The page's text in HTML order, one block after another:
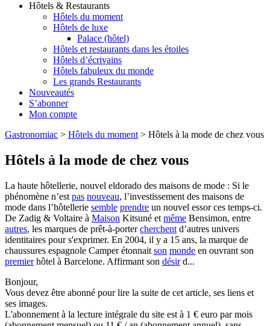
Hôtels & Restaurants
Hôtels du moment
Hôtels de luxe
Palace (hôtel)
Hôtels et restaurants dans les étoiles
Hôtels d’écrivains
Hôtels fabuleux du monde
Les grands Restaurants
Nouveautés
S’abonner
Mon compte
Gastronomiac > Hôtels du moment > Hôtels à la mode de chez vous
Hôtels à la mode de chez vous
La haute hôtellerie, nouvel eldorado des maisons de mode : Si le
phénomène n’est pas nouveau, l’investissement des maisons de
mode dans l’hôtellerie semble prendre un nouvel essor ces temps-ci.
De Zadig & Voltaire à Maison Kitsuné et même Bensimon, entre
autres, les marques de prêt-à-portercherchent d’autres univers
identitaires pour s'exprimer. En 2004, il y a 15 ans, la marque de
chaussures espagnole Camper étonnait son monde en ouvrant son
premierhôtel à Barcelone. Affirmant son désird...
Bonjour,
Vous devez être abonné pour lire la suite de cet article, ses liens et
ses images.
L'abonnement à la lecture intégrale du site est à 1 € euro par mois